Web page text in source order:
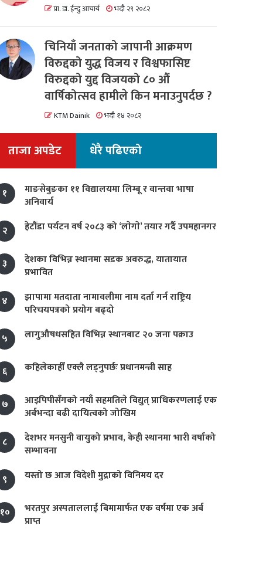
प्रा. डा. ईन्दु आचार्य भदौ २९ २०८२
चिनियाँ जनताको जापानी आक्रमण
विरुद्दको युद्ध विजय र विश्वफासिष्ट
विरुद्दको युद्द विजयको ८० औं
वार्षिकोत्सव हामीले किन मनाउनुपर्दछ ?
KTM Dainik भदौ १४ २०८२
ताजा अपडेट धेरै पढिएको
१
माङसेबुङका ११ विद्यालयमा लिम्बू र वान्तवा भाषा
अनिवार्य
२
हेटौंडा पर्यटन वर्ष २०८३ को ‘लाेगाे’ तयार गर्दै उपमहानगर
३
देशका विभिन्न स्थानमा सडक अवरुद्ध, यातायात
प्रभावित
४
झापामा मतदाता नामावलीमा नाम दर्ता गर्न राष्ट्रिय
परिचयपत्रको प्रयोग बढ्दो
५
लागुऔषधसहित विभिन्न स्थानबाट २० जना पक्राउ
६ कहिलेकाहीँ एक्लै लड्नुपर्छः प्रधानमन्त्री साह
७
आइपिपीसँगको नयाँ सहमतिले विद्युत् प्राधिकरणलाई एक
अर्बभन्दा बढी दायित्वको जोखिम
८
देशभर मनसुनी वायुको प्रभाव, केही स्थानमा भारी वर्षाको
सम्भावना
९
यस्तो छ आज विदेशी मुद्राको विनिमय दर
१०
भरतपुर अस्पताललाई बिमामार्फत एक वर्षमा एक अर्ब
प्राप्त